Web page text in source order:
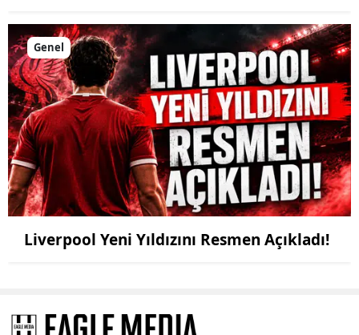
Genel
Liverpool Yeni Yıldızını Resmen Açıkladı!